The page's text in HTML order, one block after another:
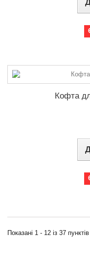
Кофта
Показані 1 - 12 із 37 пунктів